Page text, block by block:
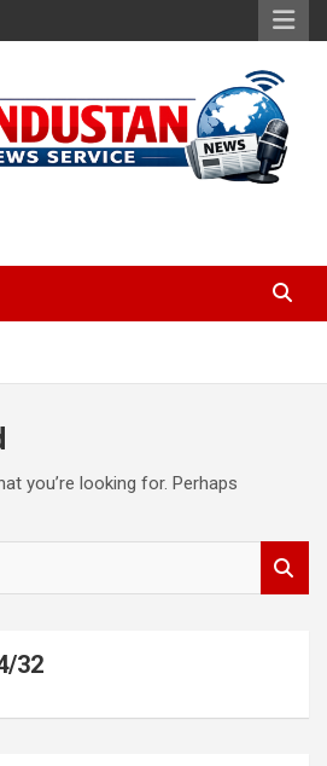
Service
you’re looking for. Perhaps
32